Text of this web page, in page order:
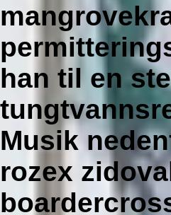
han til en
Musik
rozex